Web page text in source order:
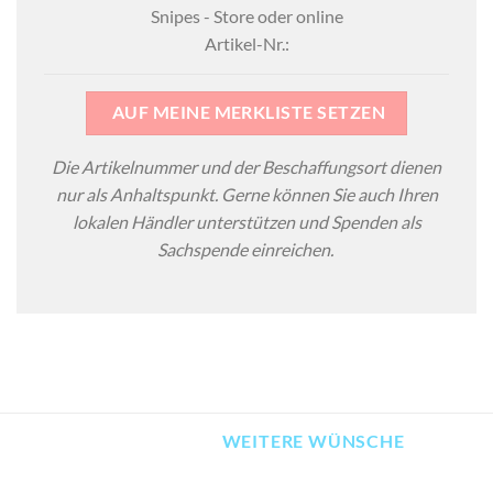
Snipes - Store oder online
Artikel-Nr.:
AUF MEINE MERKLISTE SETZEN
Die Artikelnummer und der Beschaffungsort dienen
nur als Anhaltspunkt. Gerne können Sie auch Ihren
lokalen Händler unterstützen und Spenden als
Sachspende einreichen.
WEITERE WÜNSCHE